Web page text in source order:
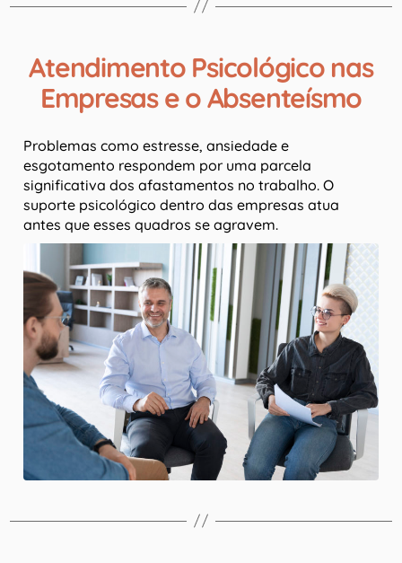
Atendimento Psicológico nas
Empresas e o Absenteísmo
Problemas como estresse, ansiedade e
esgotamento respondem por uma parcela
significativa dos afastamentos no trabalho. O
suporte psicológico dentro das empresas atua
antes que esses quadros se agravem.